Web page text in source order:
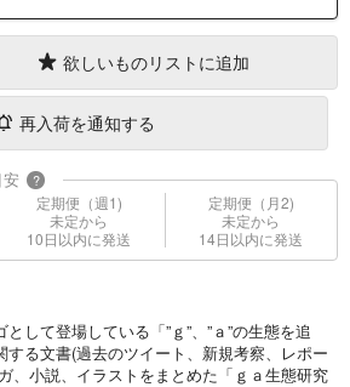
欲しいものリストに追加
再入荷を通知する
?
定期便（週1)
未定から
10日以内に発送
定期便（月2)
未定から
14日以内に発送
して登場している「”ｇ”、”ａ”の生態を追
する文書(過去のツイート、新規考察、レポー
、小説、イラストをまとめた「ｇａ生態研究